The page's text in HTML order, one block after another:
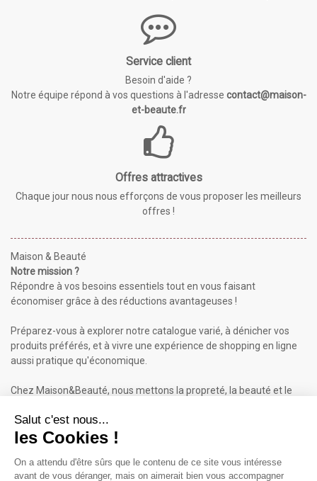
Service client
Besoin d'aide ?
Notre équipe répond à vos questions à l'adresse contact@maison-
et-beaute.fr
Offres attractives
Chaque jour nous nous efforçons de vous proposer les meilleurs
offres !
Maison & Beauté
Notre mission ?
Répondre à vos besoins essentiels tout en vous faisant
économiser grâce à des réductions avantageuses !
Préparez-vous à explorer notre catalogue varié, à dénicher vos
produits préférés, et à vivre une expérience de shopping en ligne
aussi pratique qu'économique.
Chez Maison&Beauté, nous mettons la propreté, la beauté et le
Maison & Beauté : Informations
À propos de nous
Conditions générales de vente (CGV)